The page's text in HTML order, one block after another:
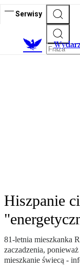
Serwisy
Hiszpanie
81-letnia mieszkanka
zaczadzenia,
mieszkanie świecą -